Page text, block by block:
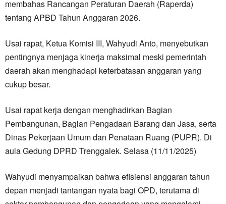
membahas Rancangan Peraturan Daerah (Raperda)
tentang APBD Tahun Anggaran 2026.
Usai rapat, Ketua Komisi III, Wahyudi Anto, menyebutkan
pentingnya menjaga kinerja maksimal meski pemerintah
daerah akan menghadapi keterbatasan anggaran yang
cukup besar.
Usai rapat kerja dengan menghadirkan Bagian
Pembangunan, Bagian Pengadaan Barang dan Jasa, serta
Dinas Pekerjaan Umum dan Penataan Ruang (PUPR). Di
aula Gedung DPRD Trenggalek. Selasa (11/11/2025)
Wahyudi menyampaikan bahwa efisiensi anggaran tahun
depan menjadi tantangan nyata bagi OPD, terutama di